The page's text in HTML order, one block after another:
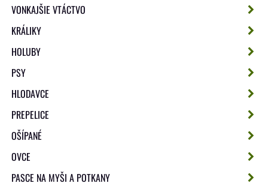
VONKAJŠIE VTÁCTVO
KRÁLIKY
HOLUBY
PSY
HLODAVCE
PREPELICE
OŠÍPANÉ
OVCE
PASCE NA MYŠI A POTKANY